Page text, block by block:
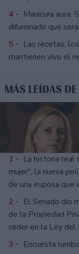
4 - Manicura aura:
difuminado que
5 - Las recetas,
mantienen vivo el
MÁS LEÍDAS
1 - La historia real
mujer", la nueva
de una esposa que
2 - El Senado dio
de la Propiedad
ceder en la Ley del
3 - Encuesta